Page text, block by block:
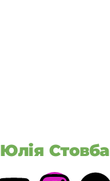
Юлія Стовба